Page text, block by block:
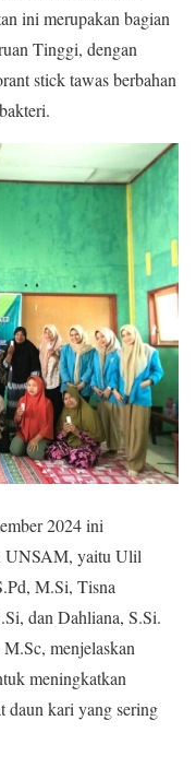
ini merupakan bagian
Tinggi, dengan
stick tawas berbahan
2024 ini
UNSAM, yaitu Ulil
M.Si, Tisna
dan Dahliana, S.Si.
menjelaskan
meningkatkan
daun kari yang sering